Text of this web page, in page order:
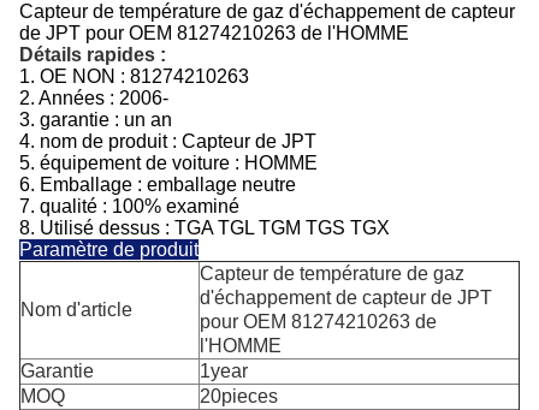
Capteur de température de gaz d'échappement de capteur
de JPT pour OEM 81274210263 de l'HOMME
Détails rapides :
1. OE NON : 81274210263
2. Années : 2006-
3. garantie : un an
4. nom de produit : Capteur de JPT
5. équipement de voiture : HOMME
6. Emballage : emballage neutre
7. qualité : 100% examiné
8. Utilisé dessus : TGA TGL TGM TGS TGX
Paramètre de produit
Nom d'article
Capteur de température de gaz
d'échappement de capteur de JPT
pour OEM 81274210263 de
l'HOMME
Garantie
1year
MOQ
20pieces